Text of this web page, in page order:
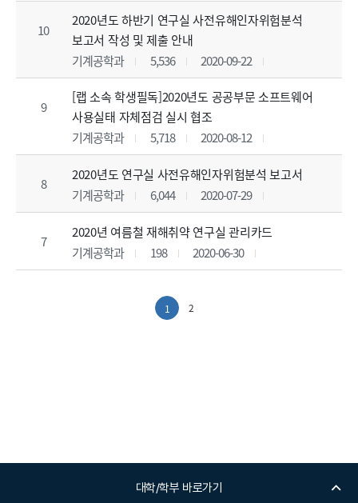
10
2020년도 하반기 연구실 사전유해인자위험분석
보고서 작성 및 제출 안내
기계공학과
5,536 2020-09-22
9
[랩 소속 학생필독]2020년도 공공부문 소프트웨어
사용실태 자체점검 실시 협조
기계공학과
5,718 2020-08-12
8
2020년도 연구실 사전유해인자위험분석 보고서
기계공학과
6,044 2020-07-29
7
2020년 여름철 재해취약 연구실 관리카드
기계공학과
198 2020-06-30
1 2
대학/학부 바로가기